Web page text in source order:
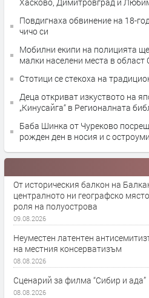
Повдигнаха обвинение на 18-
чичо си
Мобилни екипи на полицията
малки населени места в област
Стотици се стекоха на
Деца откриват изкуството на
„Кинусайга“ в Регионалната
Баба Шинка от Чуреково
рожден ден в носия и с
От историческия балкон на
централното ни географско
роля на полуострова
09.08.2026
Неуместен латентен
на местния консерватизъм
08.08.2026
Сценарий за филма “Сибир и ада”
08.08.2026